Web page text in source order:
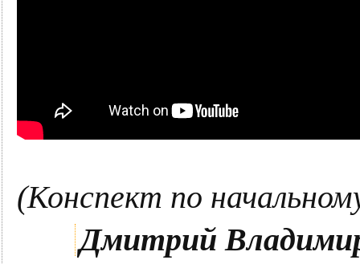
(Конспект по
Дмитрий